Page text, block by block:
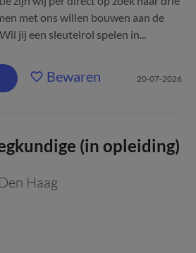
met ons willen bouwen aan de
jij een sleutelrol spelen in...
Bewaren 20-07-2026
(in opleiding)
Den Haag